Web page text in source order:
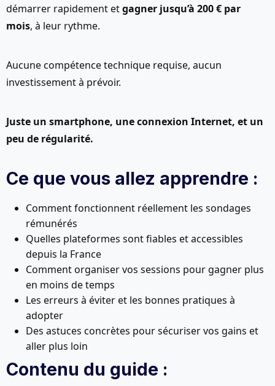
démarrer rapidement etgagner jusqu’à 200 € par
mois, à leur rythme.
Aucune compétence technique requise, aucun
investissement à prévoir.
Juste un smartphone, une connexion Internet, et un
peu de régularité.
Ce que vous allez apprendre :
Comment fonctionnent réellement les sondages
rémunérés
Quelles plateformes sont fiables et accessibles
depuis la France
Comment organiser vos sessions pour gagner plus
en moins de temps
Les erreurs à éviter et les bonnes pratiques à
adopter
Des astuces concrètes pour sécuriser vos gains et
aller plus loin
Contenu du guide :